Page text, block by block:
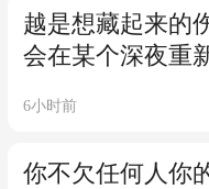
越是想藏起来的
会在某个深夜重
6小时前
你不欠任何人你